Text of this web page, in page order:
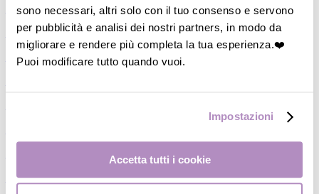
sono necessari, altri solo con il tuo consenso e servono
per pubblicità e analisi dei nostri partners, in modo da
migliorare e rendere più completa la tua esperienza.❤️
Puoi modificare tutto quando vuoi.
Impostazioni
Accetta tutti i cookie
―Biberon
―
Tettarelle
―Succhietti
Conservalatte Materno
―Massaggiagengive